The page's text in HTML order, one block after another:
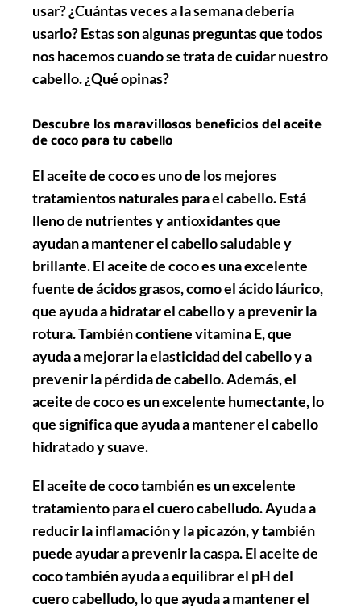
usar? ¿Cuántas veces a la semana debería
usarlo? Estas son algunas preguntas que todos
nos hacemos cuando se trata de cuidar nuestro
cabello. ¿Qué opinas?
Descubre los maravillosos beneficios del aceite
de coco para tu cabello
El aceite de coco es uno de los mejores
tratamientos naturales para el cabello. Está
lleno de nutrientes y antioxidantes que
ayudan a mantener el cabello saludable y
brillante. El aceite de coco es una excelente
fuente de ácidos grasos, como el ácido láurico,
que ayuda a hidratar el cabello y a prevenir la
rotura. También contiene vitamina E, que
ayuda a mejorar la elasticidad del cabello y a
prevenir la pérdida de cabello. Además, el
aceite de coco es un excelente humectante, lo
que significa que ayuda a mantener el cabello
hidratado y suave.
El aceite de coco también es un excelente
tratamiento para el cuero cabelludo. Ayuda a
reducir la inflamación y la picazón, y también
puede ayudar a prevenir la caspa. El aceite de
coco también ayuda a equilibrar el pH del
cuero cabelludo, lo que ayuda a mantener el